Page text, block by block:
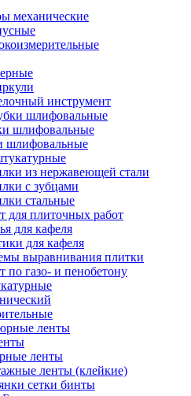
механические
инструмент
шлифовальные
шлифовальные
шлифовальные
из нержавеющей стали
с зубцами
стальные
для плиточных работ
для кафеля
для кафеля
выравнивания плитки
по газо- и пенобетону
ленты
ленты
ленты (клейкие)
сетки бинты